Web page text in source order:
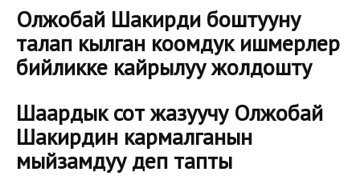
Олжобай Шакирди боштууну
талап кылган коомдук ишмерлер
бийликке кайрылуу жолдошту
Шаардык сот жазуучу Олжобай
Шакирдин кармалганын
мыйзамдуу деп тапты